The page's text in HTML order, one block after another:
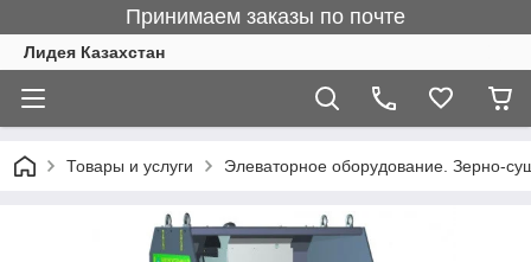
Принимаем заказы по почте
Лидея Казахстан
Товары и услуги Элеваторное оборудование. Зерно-